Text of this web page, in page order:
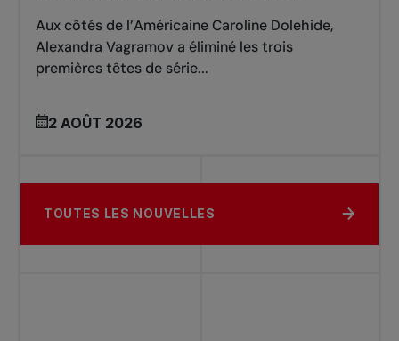
Aux côtés de l’Américaine Caroline Dolehide,
Alexandra Vagramov a éliminé les trois
premières têtes de série...
2 AOÛT 2026
TOUTES LES NOUVELLES